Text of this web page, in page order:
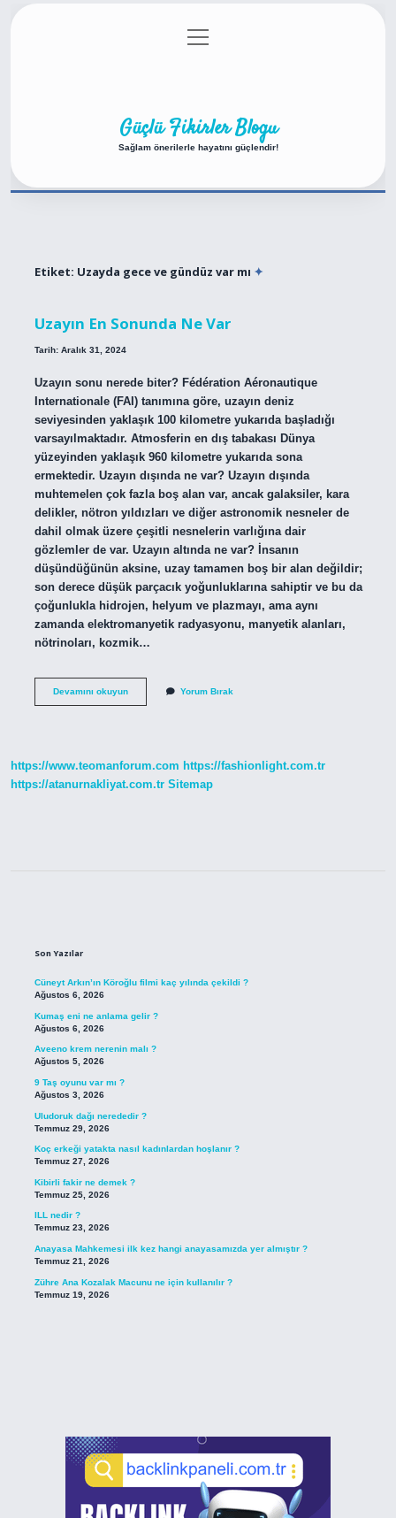
Gizlilik Politikası
menüyü
aç
Güçlü Fikirler Blogu
Sağlam önerilerle hayatını güçlendir!
Etiket: Uzayda gece ve gündüz var mı
Uzayın En Sonunda Ne Var
Tarih: Aralık 31, 2024
Uzayın sonu nerede biter? Fédération Aéronautique
Internationale (FAI) tanımına göre, uzayın deniz
seviyesinden yaklaşık 100 kilometre yukarıda başladığı
varsayılmaktadır. Atmosferin en dış tabakası Dünya
yüzeyinden yaklaşık 960 kilometre yukarıda sona
ermektedir. Uzayın dışında ne var? Uzayın dışında
muhtemelen çok fazla boş alan var, ancak galaksiler, kara
delikler, nötron yıldızları ve diğer astronomik nesneler de
dahil olmak üzere çeşitli nesnelerin varlığına dair
gözlemler de var. Uzayın altında ne var? İnsanın
düşündüğünün aksine, uzay tamamen boş bir alan değildir;
son derece düşük parçacık yoğunluklarına sahiptir ve bu da
çoğunlukla hidrojen, helyum ve plazmayı, ama aynı
zamanda elektromanyetik radyasyonu, manyetik alanları,
nötrinoları, kozmik…
Devamını okuyunUzayın
Yorum Bırak
https://www.teomanforum.com https://fashionlight.com.tr
https://atanurnakliyat.com.tr Sitemap
Son Yazılar
Cüneyt Arkın’ın Köroğlu filmi kaç yılında çekildi ?
Ağustos 6, 2026
Kumaş eni ne anlama gelir ?
Ağustos 6, 2026
Aveeno krem nerenin malı ?
Ağustos 5, 2026
9 Taş oyunu var mı ?
Ağustos 3, 2026
Uludoruk dağı nerededir ?
Temmuz 29, 2026
Koç erkeği yatakta nasıl kadınlardan hoşlanır ?
Temmuz 27, 2026
Kibirli fakir ne demek ?
Temmuz 25, 2026
ILL nedir ?
Temmuz 23, 2026
Anayasa Mahkemesi ilk kez hangi anayasamızda yer almıştır ?
Temmuz 21, 2026
Zühre Ana Kozalak Macunu ne için kullanılır ?
Temmuz 19, 2026